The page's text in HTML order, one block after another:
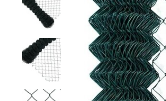
Rete esagonale
Rete ornamentale
Filo per rete
Rete anti-insetti
Rete per cavalli
Rete contro ratti
Reti per insetti
Rete contro tassi